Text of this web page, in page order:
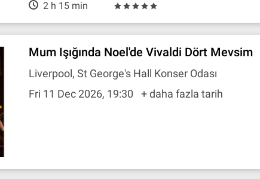
2 h 15 min
Mum Işığında Noel'de Vivaldi Dört Mevsim
Liverpool, St George's Hall Konser Odası
Fri 11 Dec 2026, 19:30
+ daha fazla tarih